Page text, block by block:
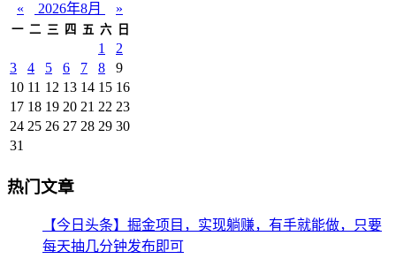
« 2026年8月 »
一 二 三 四 五 六 日
1
2
3
4 5 6 7 8
9
10 11 12 13 14 15 16
17 18 19 20 21 22 23
24 25 26 27 28 29 30
31
热门文章
【今日头条】掘金项目，实现躺赚，有手就能做，只要
每天抽几分钟发布即可